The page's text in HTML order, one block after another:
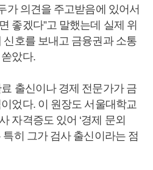
가 의견을 주고받음에 있어서
좋겠다”고 말했는데 실제 위
호를 보내고 금융권과 소통
았다.
출신이나 경제 전문가가 금
었다. 이 원장도 서울대학교
자격증도 있어 ‘경제 문외
특히 그가 검사 출신이라는 점